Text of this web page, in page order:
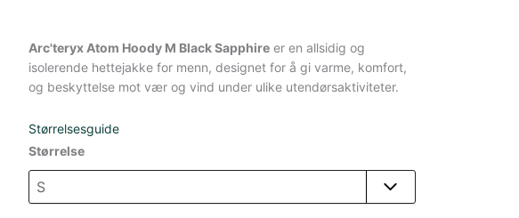
Arc'teryx Atom Hoody M Black Sapphireer en allsidig og
isolerende hettejakke for menn, designet for å gi varme, komfort,
og beskyttelse mot vær og vind under ulike utendørsaktiviteter.
Størrelsesguide
Størrelse